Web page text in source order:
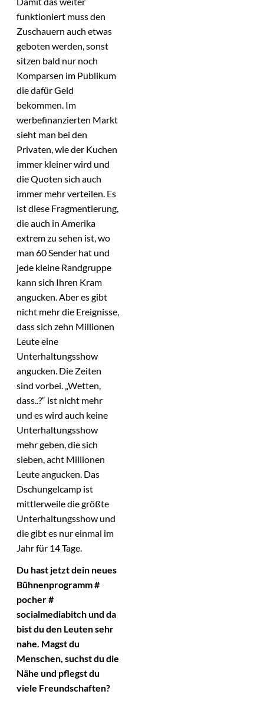
funktioniert muss den
Zuschauern auch etwas
geboten werden, sonst
sitzen bald nur noch
Komparsen im Publikum
die dafür Geld
bekommen. Im
werbefinanzierten Markt
sieht man bei den
Privaten, wie der Kuchen
immer kleiner wird und
die Quoten sich auch
immer mehr verteilen. Es
ist diese Fragmentierung,
die auch in Amerika
extrem zu sehen ist, wo
man 60 Sender hat und
jede kleine Randgruppe
kann sich Ihren Kram
angucken. Aber es gibt
nicht mehr die Ereignisse,
dass sich zehn Millionen
Leute eine
Unterhaltungsshow
angucken. Die Zeiten
sind vorbei. „Wetten,
dass..?“ ist nicht mehr
und es wird auch keine
Unterhaltungsshow
mehr geben, die sich
sieben, acht Millionen
Leute angucken. Das
Dschungelcamp ist
mittlerweile die größte
Unterhaltungsshow und
die gibt es nur einmal im
Jahr für 14 Tage.
Du hast jetzt dein neues
Bühnenprogramm #
pocher #
socialmediabitch und da
bist du den Leuten sehr
nahe. Magst du
Menschen, suchst du die
Nähe und pflegst du
viele Freundschaften?